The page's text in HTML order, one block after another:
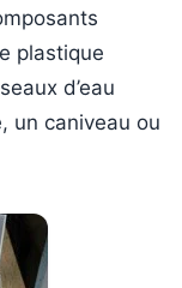
plastique
d’eau
un caniveau ou